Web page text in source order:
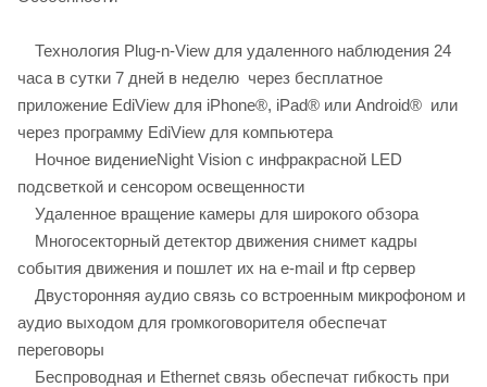
Технология Plug-n-View для удаленного наблюдения 24
часа в сутки 7 дней в неделю через бесплатное
приложение EdiView для iPhone®, iPad® или Android® или
через программу EdiView для компьютера
Ночное видениеNight Vision с инфракрасной LED
подсветкой и сенсором освещенности
Удаленное вращение камеры для широкого обзора
Многосекторный детектор движения снимет кадры
события движения и пошлет их на e-mail и ftp сервер
Двусторонняя аудио связь со встроенным микрофоном и
аудио выходом для громкоговорителя обеспечат
переговоры
Беспроводная и Ethernet связь обеспечат гибкость при